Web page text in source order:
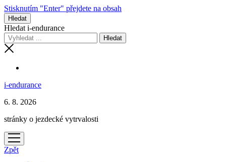
Stisknutím "Enter" přejdete na obsah
Hledat
Hledat i-endurance
i-endurance
6. 8. 2026
stránky o jezdecké vytrvalosti
otevřít
menu
Zpět